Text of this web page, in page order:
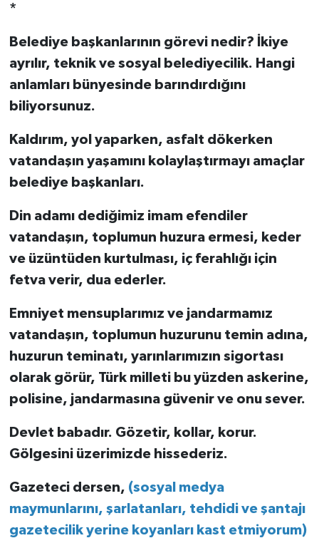
*
Belediye başkanlarının görevi nedir? İkiye
ayrılır, teknik ve sosyal belediyecilik. Hangi
anlamları bünyesinde barındırdığını
biliyorsunuz.
Kaldırım, yol yaparken, asfalt dökerken
vatandaşın yaşamını kolaylaştırmayı amaçlar
belediye başkanları.
Din adamı dediğimiz imam efendiler
vatandaşın, toplumun huzura ermesi, keder
ve üzüntüden kurtulması, iç ferahlığı için
fetva verir, dua ederler.
Emniyet mensuplarımız ve jandarmamız
vatandaşın, toplumun huzurunu temin adına,
huzurun teminatı, yarınlarımızın sigortası
olarak görür, Türk milleti bu yüzden askerine,
polisine, jandarmasına güvenir ve onu sever.
Devlet babadır. Gözetir, kollar, korur.
Gölgesini üzerimizde hissederiz.
Gazeteci dersen, (sosyal medya
maymunlarını, şarlatanları, tehdidi ve şantajı
gazetecilik yerine koyanları kast etmiyorum)